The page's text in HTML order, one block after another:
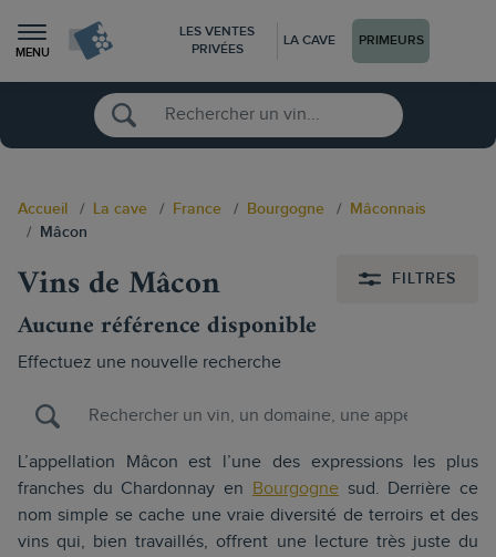
MENU
LES VENTES
PRIVÉES
LA CAVE PRIMEURS
Accueil La cave France Bourgogne
Mâconnais
Mâcon
FILTRES
Vins de Mâcon
Aucune référence disponible
Effectuez une nouvelle recherche
L’appellation Mâcon est l’une des expressions les plus
franches du Chardonnay en Bourgognesud. Derrière ce
nom simple se cache une vraie diversité de terroirs et des
vins qui, bien travaillés, offrent une lecture très juste du